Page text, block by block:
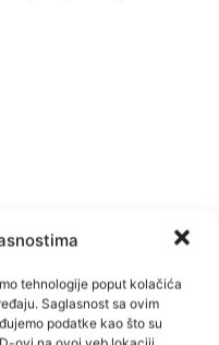
tehnologije poput kolačića
Saglasnost sa ovim
podatke kao što su